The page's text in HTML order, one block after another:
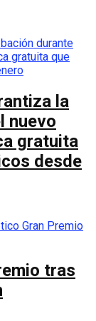
la
nuevo
gratuita
desde
tras